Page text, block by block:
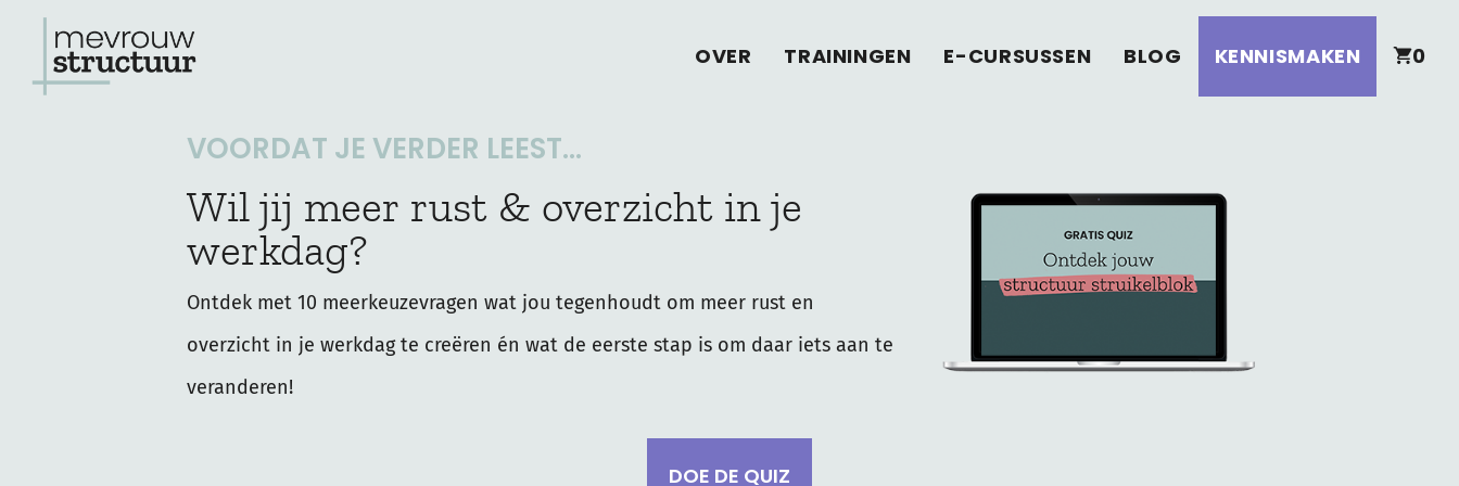
OVER TRAININGEN E-CURSUSSEN BLOG KENNISMAKEN 0
VOORDAT JE VERDER LEEST...
Wil jij meer rust & overzicht in je
werkdag?
Ontdek met 10 meerkeuzevragen wat jou tegenhoudt om meer rust en
overzicht in je werkdag te creëren én wat de eerste stap is om daar iets aan te
veranderen!
DOE DE QUIZ